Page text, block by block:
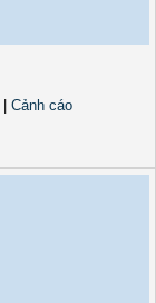
Cảnh cáo